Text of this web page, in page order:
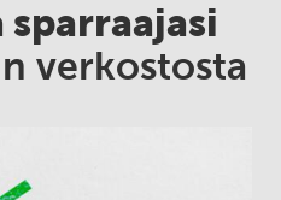
sparraajasi
verkostosta